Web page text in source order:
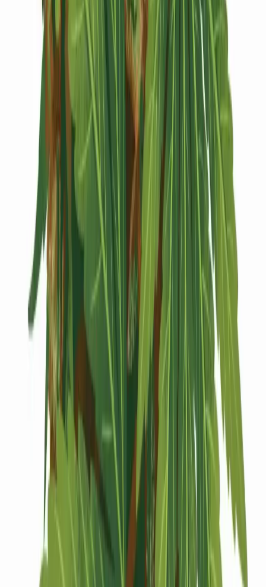
Kapseln
Drinkables